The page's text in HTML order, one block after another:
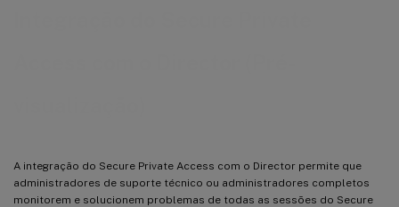
A integração do Secure Private Access com o Director permite que
administradores de suporte técnico ou administradores completos
monitorem e solucionem problemas de todas as sessões do Secure